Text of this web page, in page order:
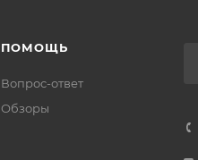
ПОМОЩЬ
Вопрос-ответ
Обзоры